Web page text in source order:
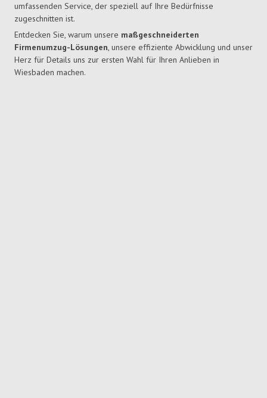
umfassenden Service, der speziell auf Ihre Bedürfnisse
zugeschnitten ist.
Entdecken Sie, warum unsere maßgeschneiderten
Firmenumzug-Lösungen, unsere effiziente Abwicklung und unser
Herz für Details uns zur ersten Wahl für Ihren Anlieben in
Wiesbaden machen.